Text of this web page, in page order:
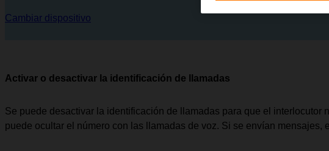
Cambiar dispositivo
Activar o desactivar la identificación de llamadas
Se puede desactivar la identificación de llamadas para que el interlocutor
puede ocultar el número con las llamadas de voz. Si se envían mensajes,